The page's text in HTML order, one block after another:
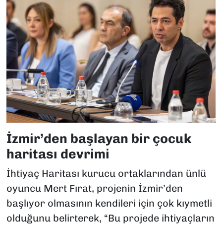
İzmir’den başlayan bir çocuk
haritası devrimi
İhtiyaç Haritası kurucu ortaklarından ünlü
oyuncu Mert Fırat, projenin İzmir’den
başlıyor olmasının kendileri için çok kıymetli
olduğunu belirterek, “Bu projede ihtiyaçların